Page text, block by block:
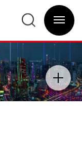
選
單
關
分
類
開
關